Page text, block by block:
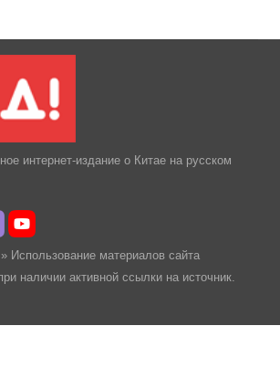
интернет-издание о Китае на русском
Использование материалов сайта
наличии активной ссылки на источник.